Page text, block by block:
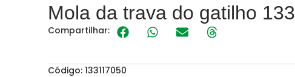
Mola da trava do gatilho 133
Compartilhar:
Código: 133117050